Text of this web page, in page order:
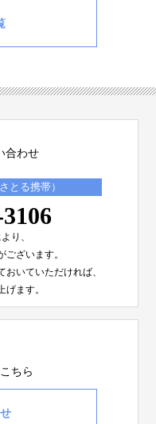
合わせ
とる携帯）
り、
ございます。
いていただければ、
げます。
ちら